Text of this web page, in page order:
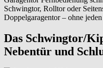
Schwingtor, Rolltor oder
Doppelgaragentor – ohne
Das Schwingtor/
Nebentür und